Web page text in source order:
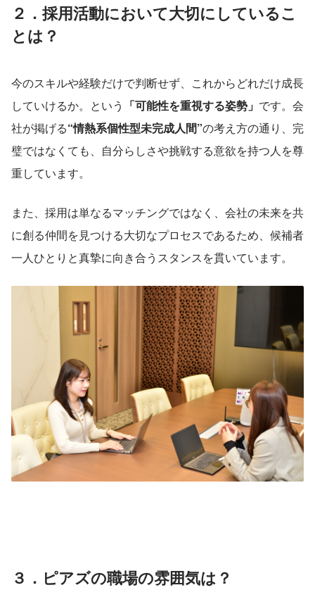
２．採用活動において大切にしているこ
とは？
今のスキルや経験だけで判断せず、これからどれだけ成長
していけるか。という 「可能性を重視する姿勢」 です。会
社が掲げる“情熱系個性型未完成人間”の考え方の通り、完
璧ではなくても、自分らしさや挑戦する意欲を持つ人を尊
重しています。
また、採用は単なるマッチングではなく、会社の未来を共
に創る仲間を見つける大切なプロセスであるため、候補者
一人ひとりと真摯に向き合うスタンスを貫いています。
３．ピアズの職場の雰囲気は？